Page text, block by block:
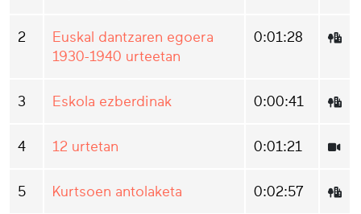
2
Euskal dantzaren egoera
1930-1940 urteetan
0:01:28
3 Eskola ezberdinak 0:00:41
4 12 urtetan 0:01:21
5 Kurtsoen antolaketa 0:02:57